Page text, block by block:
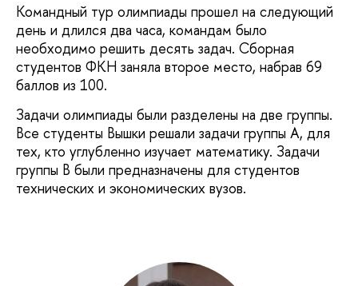
Командный тур олимпиады прошел на следующий
день и длился два часа, командам было
необходимо решить десять задач. Сборная
студентов ФКН заняла второе место, набрав 69
баллов из 100.
Задачи олимпиады были разделены на две группы.
Все студенты Вышки решали задачи группы А, для
тех, кто углубленно изучает математику. Задачи
группы B были предназначены для студентов
технических и экономических вузов.